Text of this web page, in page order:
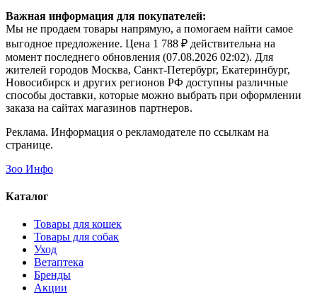
Важная информация для покупателей:
Мы не продаем товары напрямую, а помогаем найти самое
выгодное предложение. Цена 1 788 ₽ действительна на
момент последнего обновления (07.08.2026 02:02). Для
жителей городов Москва, Санкт-Петербург, Екатеринбург,
Новосибирск и других регионов РФ доступны различные
способы доставки, которые можно выбрать при оформлении
заказа на сайтах магазинов партнеров.
Реклама. Информация о рекламодателе по ссылкам на
странице.
Зоо Инфо
Каталог
Товары для кошек
Товары для собак
Уход
Ветаптека
Бренды
Акции